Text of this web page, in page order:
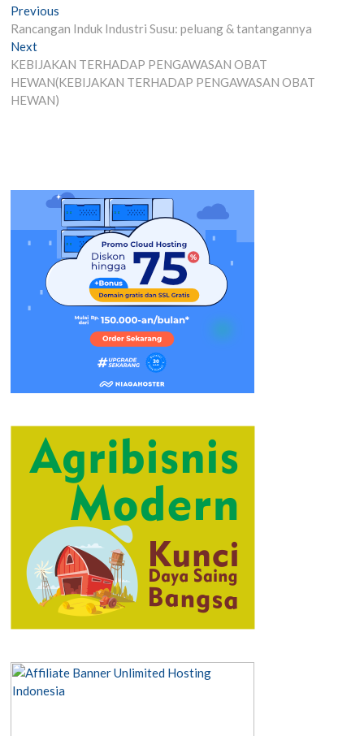
Post
navigation
Previous
post:
Rancangan Induk Industri Susu: peluang & tantangannya
NextNext
post:
KEBIJAKAN TERHADAP PENGAWASAN OBAT
HEWAN(KEBIJAKAN TERHADAP PENGAWASAN OBAT
HEWAN)